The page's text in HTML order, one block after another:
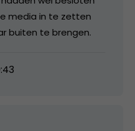
media in te zetten
buiten te brengen.